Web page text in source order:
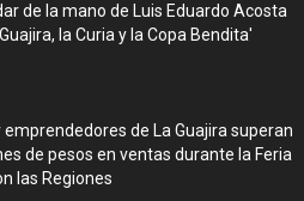
de la mano de Luis Eduardo Acosta
la Curia y la Copa Bendita'
de La Guajira superan
de pesos en ventas durante la Feria
las Regiones